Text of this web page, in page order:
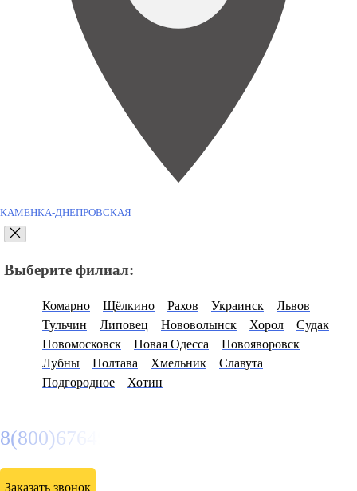
КАМЕНКА-ДНЕПРОВСКАЯ
Выберите филиал:
Комарно Щёлкино Рахов Украинск
Львов
Тульчин
Липовец Нововолынск Хорол
Судак
Новомосковск
Новая Одесса
Новояворовск
Лубны
Полтава Хмельник
Славута
Подгородное
Хотин
8(800)6764935
Заказать звонок